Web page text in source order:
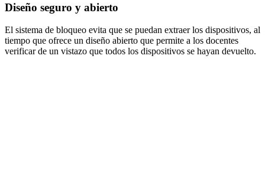
Diseño seguro y abierto
El sistema de bloqueo evita que se puedan extraer los dispositivos, al
tiempo que ofrece un diseño abierto que permite a los docentes
verificar de un vistazo que todos los dispositivos se hayan devuelto.